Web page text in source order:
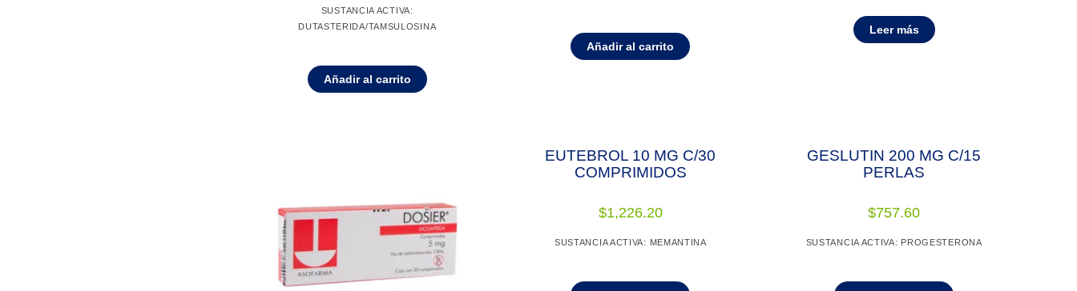
SUSTANCIA ACTIVA:
DUTASTERIDA/TAMSULOSINA
Añadir al carrito
Añadir al carrito
Leer más
EUTEBROL 10 MG C/30
COMPRIMIDOS
$1,226.20
SUSTANCIA ACTIVA: MEMANTINA
GESLUTIN 200 MG C/15
PERLAS
$757.60
SUSTANCIA ACTIVA: PROGESTERONA